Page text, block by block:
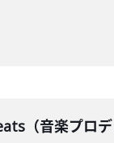
（音楽プロデ